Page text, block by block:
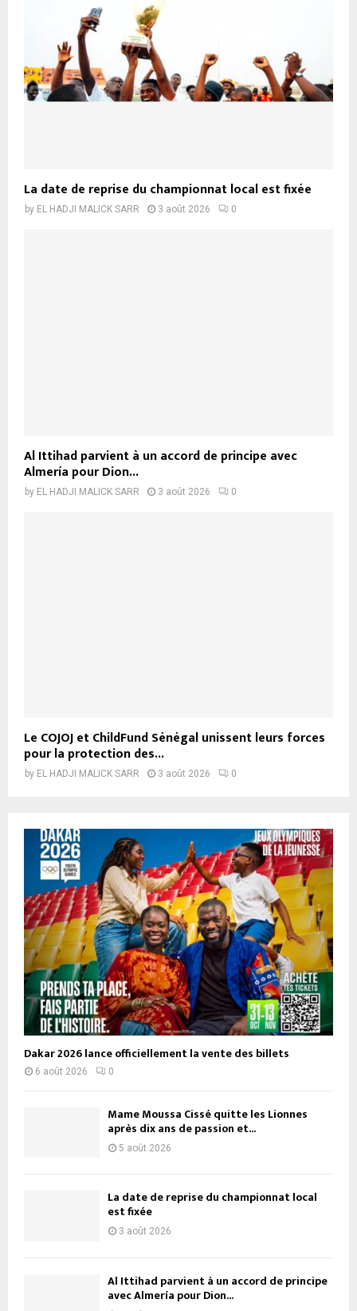
La date de reprise du championnat local est fixée
by EL HADJI MALICK SARR 3 août 2026 0
Al Ittihad parvient à un accord de principe avec
Almería pour Dion...
by EL HADJI MALICK SARR 3 août 2026 0
Le COJOJ et ChildFund Sénégal unissent leurs forces
pour la protection des...
by EL HADJI MALICK SARR 3 août 2026 0
Dakar 2026 lance officiellement la vente des billets
6 août 2026 0
Mame Moussa Cissé quitte les Lionnes
après dix ans de passion et...
5 août 2026
La date de reprise du championnat local
est fixée
3 août 2026
Al Ittihad parvient à un accord de principe
avec Almería pour Dion...